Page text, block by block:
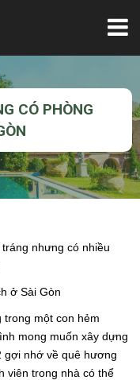
CÓ PHÒNG
nhưng có nhiều
trong một con hẻm
mong muốn xây dựng
gợi nhớ về quê hương
viên trong nhà có thể